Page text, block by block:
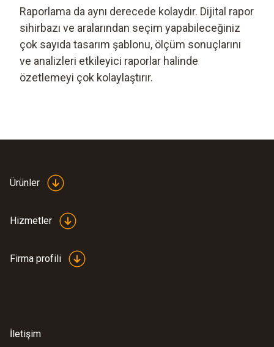
Raporlama da aynı derecede kolaydır. Dijital rapor
sihirbazı ve aralarından seçim yapabileceğiniz
çok sayıda tasarım şablonu, ölçüm sonuçlarını
ve analizleri etkileyici raporlar halinde
özetlemeyi çok kolaylaştırır.
Ürünler
Hizmetler
Firma profili
İletişim